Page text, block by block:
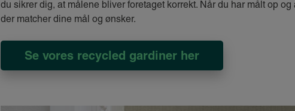
du sikrer dig, at målene bliver foretaget korrekt. Når du har målt op
der matcher dine mål og ønsker.
Se vores recycled gardiner her